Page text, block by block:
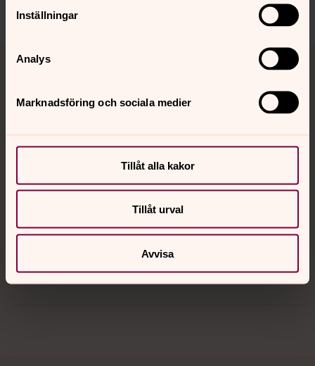
Inställningar
Analys
Marknadsföring och sociala medier
Tillåt alla kakor
Tillåt urval
Avvisa
Hitta snabbt
Sociala kanaler